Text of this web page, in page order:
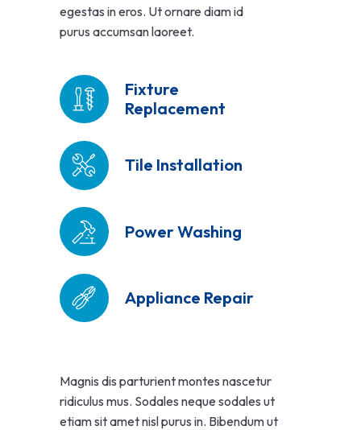
egestas in eros. Ut ornare diam id
purus accumsan laoreet.
Fixture
Replacement
Tile Installation
Power Washing
Appliance Repair
Magnis dis parturient montes nascetur
ridiculus mus. Sodales neque sodales ut
etiam sit amet nisl purus in. Bibendum ut